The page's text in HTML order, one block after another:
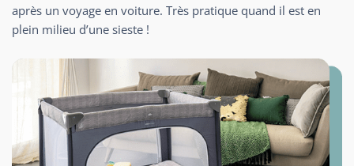
après un voyage en voiture. Très pratique quand il est en
plein milieu d’une sieste !